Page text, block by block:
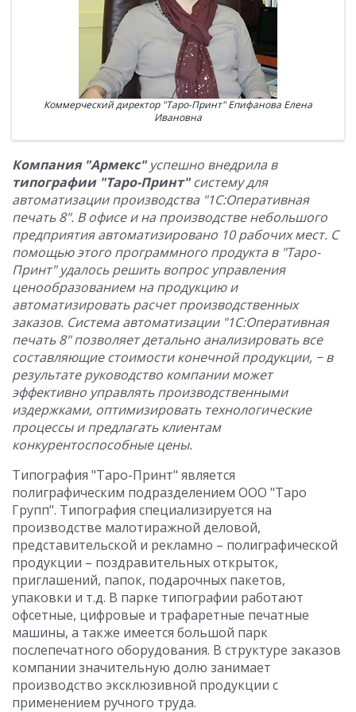
Коммерческий директор "Таро-Принт" Епифанова Елена
Ивановна
Компания "Армекс"успешно внедрила в
типографии "Таро-Принт"систему для
автоматизации производства "1С:Оперативная
печать 8". В офисе и на производстве небольшого
предприятия автоматизировано 10 рабочих мест. С
помощью этого программного продукта в "Таро-
Принт" удалось решить вопрос управления
ценообразованием на продукцию и
автоматизировать расчет производственных
заказов. Система автоматизации "1С:Оперативная
печать 8" позволяет детально анализировать все
составляющие стоимости конечной продукции, − в
результате руководство компании может
эффективно управлять производственными
издержками, оптимизировать технологические
процессы и предлагать клиентам
конкурентоспособные цены.
Типография "Таро-Принт" является
полиграфическим подразделением ООО "Таро
Групп". Типография специализируется на
производстве малотиражной деловой,
представительской и рекламно – полиграфической
продукции – поздравительных открыток,
приглашений, папок, подарочных пакетов,
упаковки и т.д. В парке типографии работают
офсетные, цифровые и трафаретные печатные
машины, а также имеется большой парк
послепечатного оборудования. В структуре заказов
компании значительную долю занимает
производство эксклюзивной продукции с
применением ручного труда.